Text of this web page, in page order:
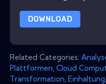
DOWNLOAD
Related Categories:
Plattformen Cloud
Transformation Einhaltung